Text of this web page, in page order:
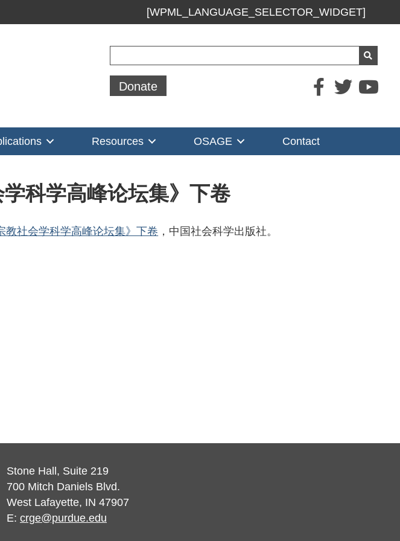
[WPML_LANGUAGE_SELECTOR_WIDGET]
Donate
Resources OSAGE Contact
学科学高峰论坛集》下卷
教社会学科学高峰论坛集》下卷 ，中国社会科学出版社。
Stone Hall, Suite 219
700 Mitch Daniels Blvd.
West Lafayette, IN 47907
E: crge@purdue.edu